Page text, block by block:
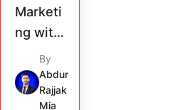
Marketi
ng with
Buyer
Finding
(Record
By
Abdur
Rajjak
Mia